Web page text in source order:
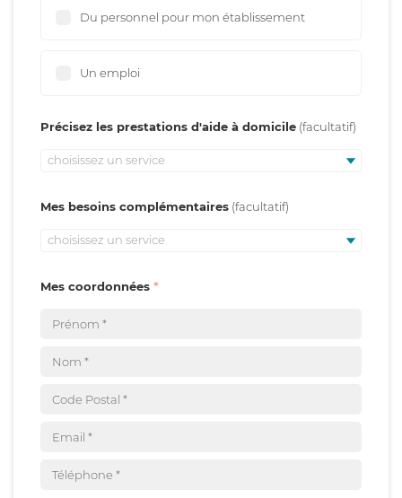
Du personnel pour mon établissement
Un emploi
Précisez les prestations d'aide à domicile
choisissez un service
Mes besoins complémentaires
choisissez un service
Mes coordonnées